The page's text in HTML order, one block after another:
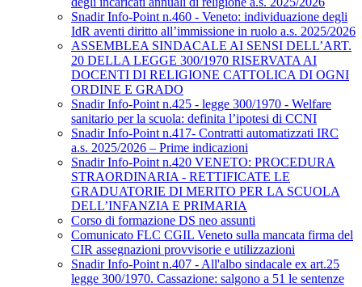
Snadir Info-Point n.460 - Veneto: individuazione degli
IdR aventi diritto all’immissione in ruolo a.s. 2025/2026
ASSEMBLEA SINDACALE AI SENSI DELL’ART.
20 DELLA LEGGE 300/1970 RISERVATA AI
DOCENTI DI RELIGIONE CATTOLICA DI OGNI
ORDINE E GRADO
Snadir Info-Point n.425 - legge 300/1970 - Welfare
sanitario per la scuola: definita l’ipotesi di CCNI
Snadir Info-Point n.417- Contratti automatizzati IRC
a.s. 2025/2026 – Prime indicazioni
Snadir Info-Point n.420 VENETO: PROCEDURA
STRAORDINARIA - RETTIFICATE LE
GRADUATORIE DI MERITO PER LA SCUOLA
DELL’INFANZIA E PRIMARIA
Corso di formazione DS neo assunti
Comunicato FLC CGIL Veneto sulla mancata firma del
CIR assegnazioni provvisorie e utilizzazioni
Snadir Info-Point n.407 - All'albo sindacale ex art.25
legge 300/1970. Cassazione: salgono a 51 le sentenze